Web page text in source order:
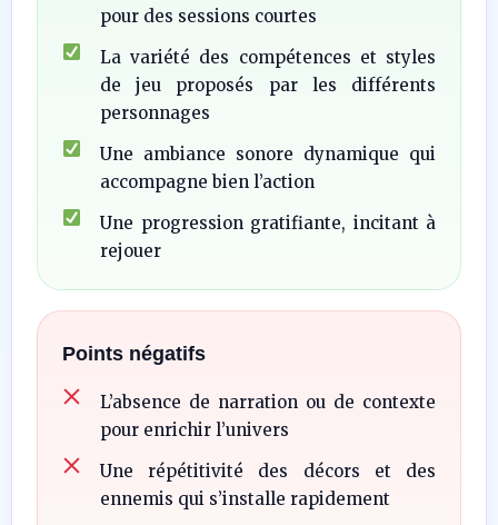
pour des sessions courtes
La variété des compétences et styles
de jeu proposés par les différents
personnages
Une ambiance sonore dynamique qui
accompagne bien l’action
Une progression gratifiante, incitant à
rejouer
Points négatifs
L’absence de narration ou de contexte
pour enrichir l’univers
Une répétitivité des décors et des
ennemis qui s’installe rapidement